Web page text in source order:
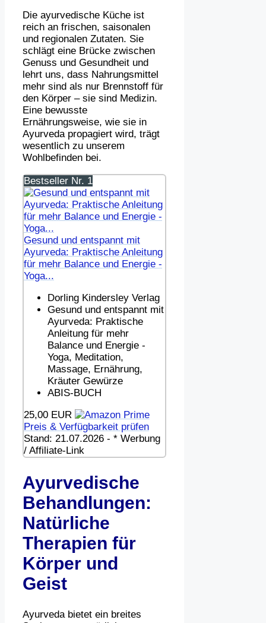
Die ayurvedische Küche ist
reich an frischen, saisonalen
und regionalen Zutaten. Sie
schlägt eine Brücke zwischen
Genuss und Gesundheit und
lehrt uns, dass Nahrungsmittel
mehr sind als nur Brennstoff für
den Körper – sie sind Medizin.
Eine bewusste
Ernährungsweise, wie sie in
Ayurveda propagiert wird, trägt
wesentlich zu unserem
Wohlbefinden bei.
Bestseller Nr. 1
Gesund und entspannt mit
Ayurveda: Praktische Anleitung
für mehr Balance und Energie -
Yoga...
Dorling Kindersley Verlag
Gesund und entspannt mit
Ayurveda: Praktische
Anleitung für mehr
Balance und Energie -
Yoga, Meditation,
Massage, Ernährung,
Kräuter Gewürze
ABIS-BUCH
25,00 EUR
Preis & Verfügbarkeit prüfen
Stand: 21.07.2026 - * Werbung
/ Affiliate-Link
Ayurvedische
Behandlungen:
Natürliche
Therapien für
Körper und
Geist
Ayurveda bietet ein breites